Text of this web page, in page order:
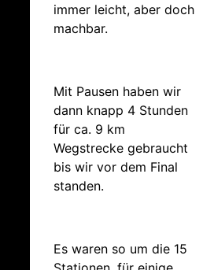
immer leicht, aber doch
machbar.
Mit Pausen haben wir
dann knapp 4 Stunden
für ca. 9 km
Wegstrecke gebraucht
bis wir vor dem Final
standen.
Es waren so um die 15